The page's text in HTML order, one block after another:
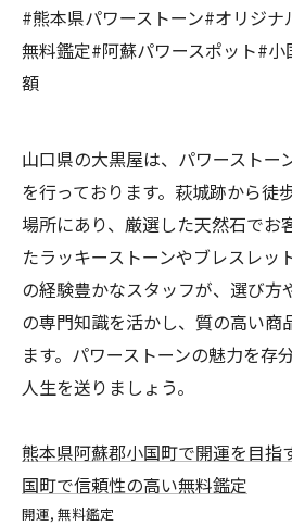
#熊本県パワーストーン#オリジ
無料鑑定#阿蘇パワースポット#
額
山口県の大黒屋は、パワーストー
を行っております。萩城跡から徒
場所にあり、厳選した天然石でお
たラッキーストーンやブレスレッ
の経験豊かなスタッフが、選び方
の専門知識を活かし、質の高い商
ます。パワーストーンの魅力を存
人生を送りましょう。
熊本県阿蘇郡小国町で開運を目指
国町で信頼性の高い無料鑑定
開運 無料鑑定